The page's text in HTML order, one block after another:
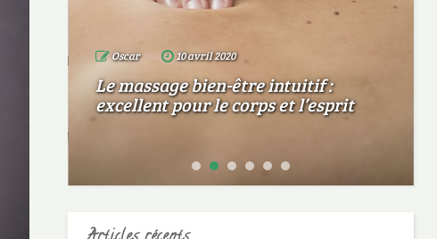
Oscar 10 avril 2020
Le massage bien-être intuitif :
excellent pour le corps et l’esprit